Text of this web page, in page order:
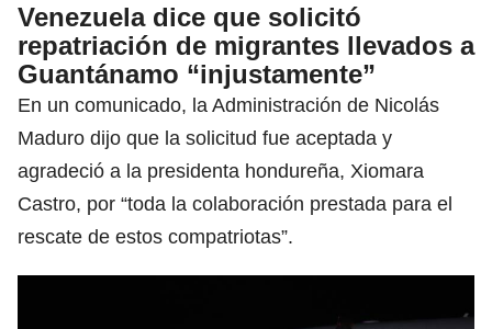
Venezuela dice que solicitó
repatriación de migrantes llevados a
Guantánamo “injustamente”
En un comunicado, la Administración de Nicolás
Maduro dijo que la solicitud fue aceptada y
agradeció a la presidenta hondureña, Xiomara
Castro, por “toda la colaboración prestada para el
rescate de estos compatriotas”.